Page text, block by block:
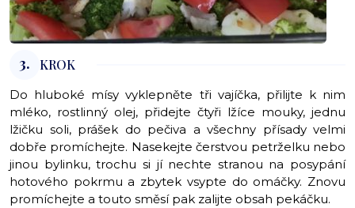
3. KROK
Do hluboké mísy vyklepněte tři vajíčka, přilijte k nim
mléko, rostlinný olej, přidejte čtyři lžíce mouky, jednu
lžičku soli, prášek do pečiva a všechny přísady velmi
dobře promíchejte. Nasekejte čerstvou petrželku nebo
jinou bylinku, trochu si jí nechte stranou na posypání
hotového pokrmu a zbytek vsypte do omáčky. Znovu
promíchejte a touto směsí pak zalijte obsah pekáčku.